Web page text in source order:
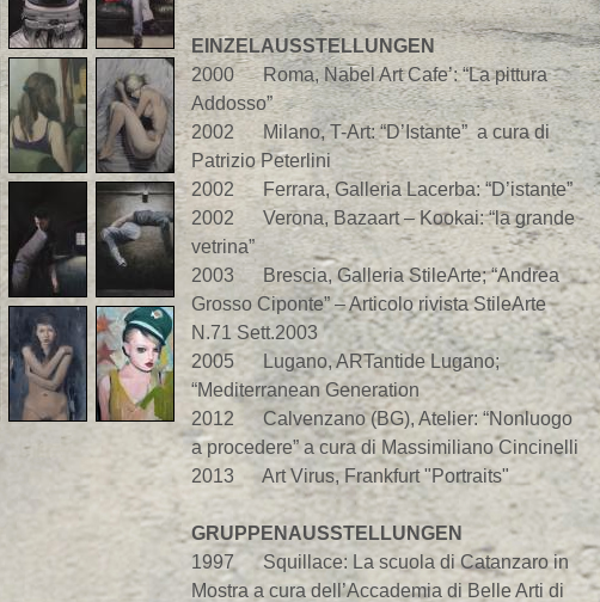
EINZELAUSSTELLUNGEN
2000 Roma, Nabel Art Cafe’: “La pittura
Addosso”
2002 Milano, T-Art: “D’Istante” a cura di
Patrizio Peterlini
2002 Ferrara, Galleria Lacerba: “D’istante”
2002 Verona, Bazaart – Kookai: “la grande
vetrina”
2003 Brescia, Galleria StileArte; “Andrea
Grosso Ciponte” – Articolo rivista StileArte
N.71 Sett.2003
2005 Lugano, ARTantide Lugano;
“Mediterranean Generation
2012 Calvenzano (BG), Atelier: “Nonluogo
a procedere” a cura di Massimiliano Cincinelli
2013 Art Virus, Frankfurt "Portraits"
GRUPPENAUSSTELLUNGEN
1997 Squillace: La scuola di Catanzaro in
Mostra a cura dell’Accademia di Belle Arti di